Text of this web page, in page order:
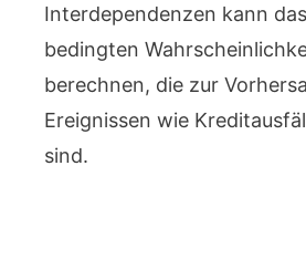
Interdependenzen kann
bedingten
berechnen, die zur
Ereignissen wie
sind.